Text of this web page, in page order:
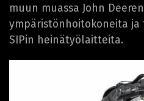
muun muassa John
ympäristönhoitokoneita ja
SIPin heinätyölaitteita.